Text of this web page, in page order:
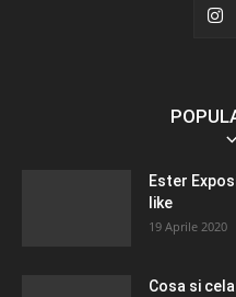
Ester
like
19 Aprile 2020
Cosa si